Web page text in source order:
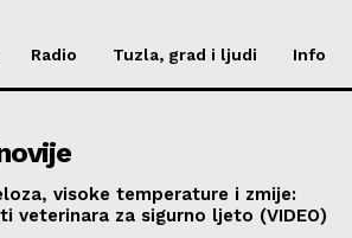
Radio Tuzla, grad i ljudi Info
visoke temperature i zmije:
veterinara za sigurno ljeto (VIDEO)